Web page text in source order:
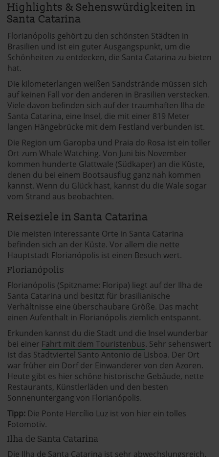
Highlights & Sehenswürdigkeiten in
Santa Catarina
Florianópolis gehört zu den schönsten Städten in
Brasilien und ist ein guter Ausgangspunkt, um die
Schönheiten zu entdecken, die Santa Catarina zu bieten
hat.
Die kilometerlangen weißen Sandstrände müssen sich
auf keinen Fall vor den anderen in Brasilien verstecken.
Viele davon befinden sich auf der traumhaften Ilha de
Santa Catarina, eine Insel, die mit einer 819 Meter
langen Hängebrücke mit dem Festland verbunden ist.
Die Region um Garopba und Praia do Rosa ist ein toller
Ort zum Whale Watching. Von Juni bis November
kommen hunderte Glattwale (Südkaper) an die Küste,
denen du bei einem Bootsausflug ganz nah kommen
kannst. Wenn du Glück hast, kannst du die Wale sogar
vom Strand aus beobachten.
Reiseziele in Santa Catarina
Die meisten interessante Orte in Santa Catarina
befinden sich an der Küste. Vor allem die nette
Hauptstadt Florianópolis ist einen Besuch wert.
Florianópolis
Florianópolis (Spitzname: Floripa) liegt auf der Ilha de
Santa Catarina und besitzt für brasilianische
Verhältnisse eine überschaubare Größe. Das macht
einen Aufenthalt in Florianópolis ziemlich entspannt.
Erkunden kannst du die Stadt und die Insel wunderbar
bei einer Fahrt mit dem Touristenbus. Sehr sehenswert
ist das Stadtviertel Santo Antonio de Lisboa. Der Ort
war früher ein Dorf der Einwanderer von den Azoren.
Heute gibt es hier schöne historische Gebäude, nette
Restaurants, Künstlerläden und den besten
Sonnenuntergang von Florianópolis.
Tipp: Die Ponte Hercílio Luz ist von hier ein tolles
Fotomotiv.
Ilha de Santa Catarina
Die Ilha de Santa Catarina ist sehr abwechslungsreich.